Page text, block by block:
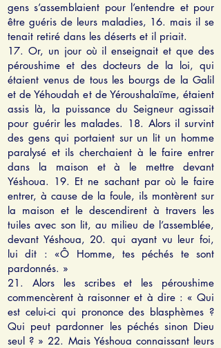
gens s’assemblaient pour l’entendre et pour
être guéris de leurs maladies, 16. mais il se
tenait retiré dans les déserts et il priait.
17. Or, un jour où il enseignait et que des
péroushime et des docteurs de la loi, qui
étaient venus de tous les bourgs de la Galil
et de Yéhoudah et de Yéroushalaïme, étaient
assis là, la puissance du Seigneur agissait
pour guérir les malades. 18. Alors il survint
des gens qui portaient sur un lit un homme
paralysé et ils cherchaient à le faire entrer
dans la maison et à le mettre devant
Yéshoua. 19. Et ne sachant par où le faire
entrer, à cause de la foule, ils montèrent sur
la maison et le descendirent à travers les
tuiles avec son lit, au milieu de l’assemblée,
devant Yéshoua, 20. qui ayant vu leur foi,
lui dit : «Ô Homme, tes péchés te sont
pardonnés. »
21. Alors les scribes et les péroushime
commencèrent à raisonner et à dire : « Qui
est celui-ci qui prononce des blasphèmes ?
Qui peut pardonner les péchés sinon Dieu
seul ? » 22. Mais Yéshoua connaissant leurs